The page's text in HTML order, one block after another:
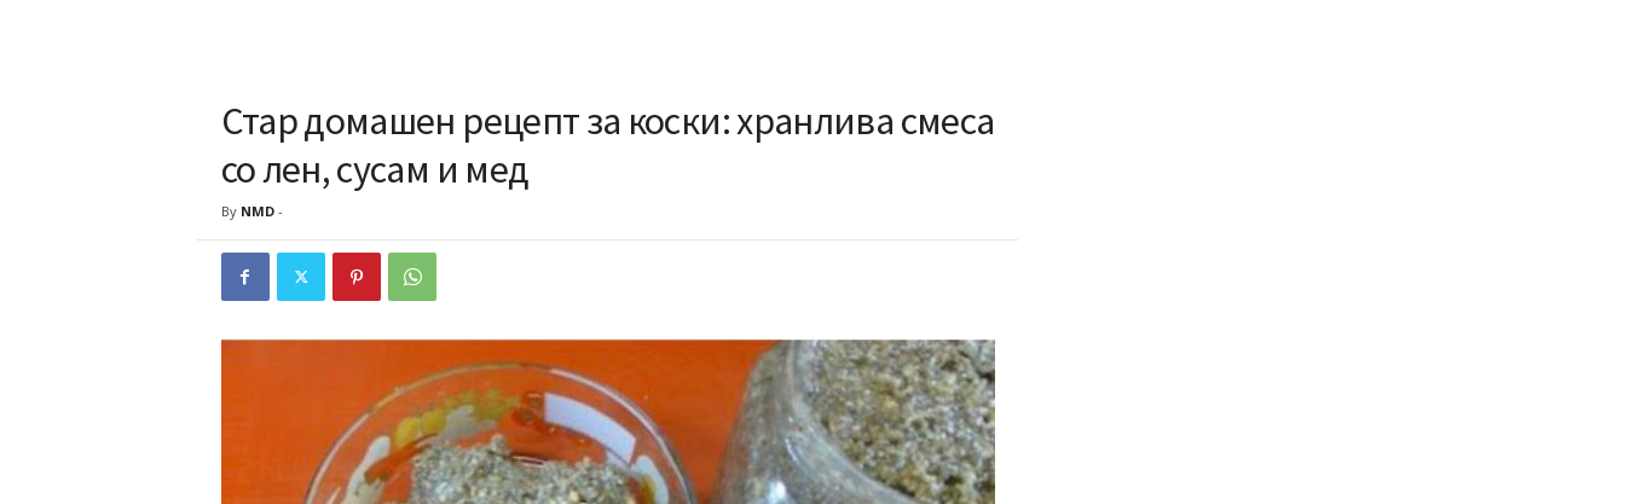
Стар домашен рецепт за коски: хранлива смеса
со лен, сусам и мед
By NMD-